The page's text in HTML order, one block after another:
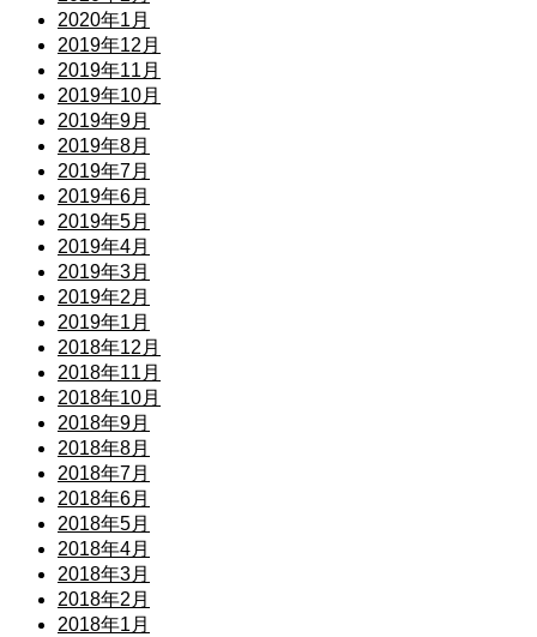
2020年1月
2019年12月
2019年11月
2019年10月
2019年9月
2019年8月
2019年7月
2019年6月
2019年5月
2019年4月
2019年3月
2019年2月
2019年1月
2018年12月
2018年11月
2018年10月
2018年9月
2018年8月
2018年7月
2018年6月
2018年5月
2018年4月
2018年3月
2018年2月
2018年1月